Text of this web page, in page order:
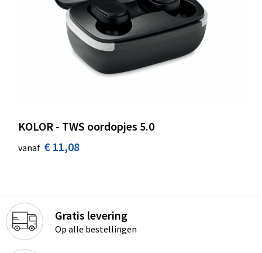
KOLOR - TWS oordopjes 5.0
vanaf € 11,08
Gratis levering
Op alle bestellingen